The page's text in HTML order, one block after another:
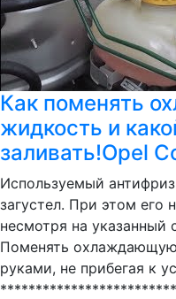
Как поменять
жидкость и
заливать!Opel
Используемый
загустел. При этом его
несмотря на указанный
Поменять
руками, не прибегая к